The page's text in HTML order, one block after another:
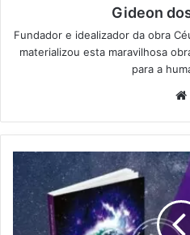
Gideon
Fundador e idealizador da obra
materializou esta maravilhosa
para a
n
t
o